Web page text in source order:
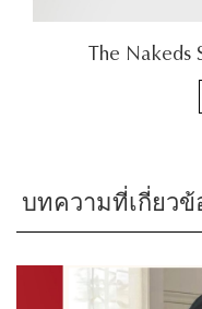
The Nakeds
บทความที่เกี่ยวข้